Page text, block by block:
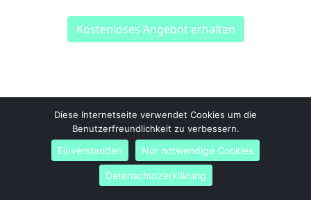
Kostenloses Angebot erhalten
Ruck Zuck Umzüge
Fabian Köhler
Frankfurter Str. 10A
Diese Internetseite verwendet Cookies um die
Benutzerfreundlichkeit zu verbessern.
Einverstanden Nur notwendige Cookies
Datenschutzerklärung